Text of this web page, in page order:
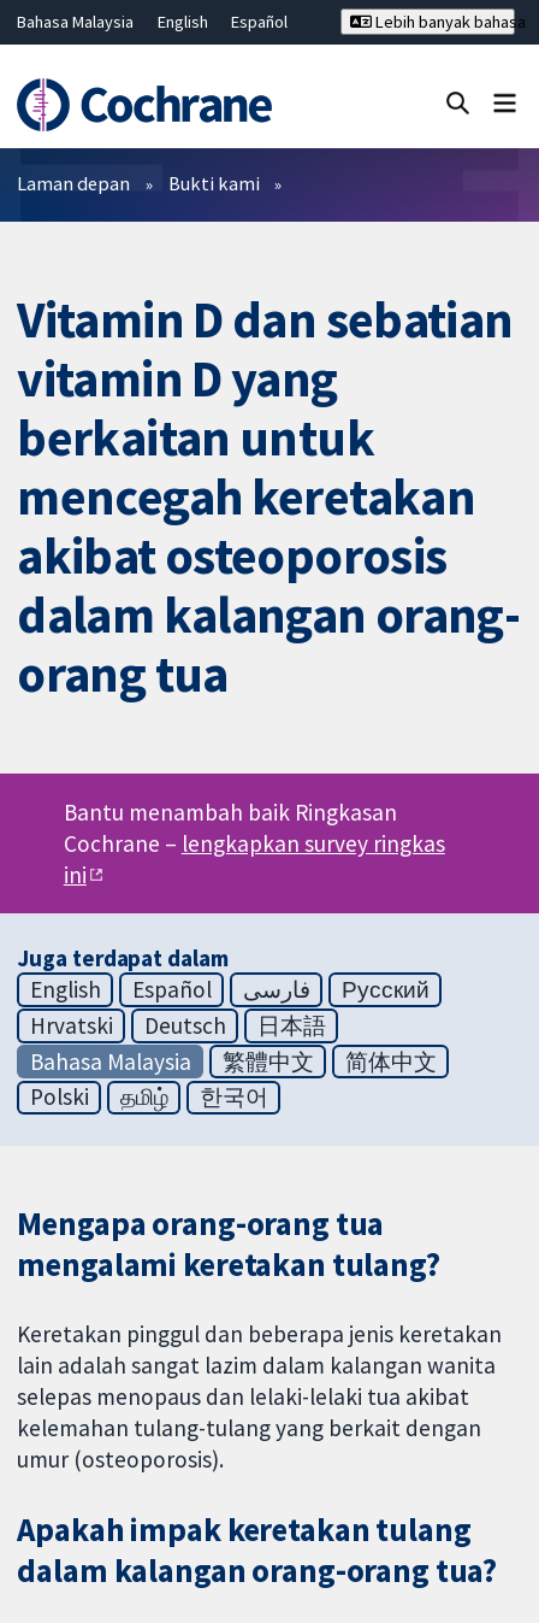
Bahasa Malaysia English
Español
Hrvatski
Deutsch ไทย
繁體中文
简体中文
Lebih banyak bahasa
Penapis
Laman depan Bukti kami
Vitamin D dan sebatian
vitamin D yang
berkaitan untuk
mencegah keretakan
akibat osteoporosis
dalam kalangan orang-
orang tua
Bantu menambah baik Ringkasan
Cochrane – lengkapkan survey ringkas
ini
Juga terdapat dalam
English
Español فارسی
Русский
Hrvatski
Deutsch
日本語
Bahasa Malaysia
繁體中文
简体中文
Polski
தமிழ் 한국어
Mengapa orang-orang tua
mengalami keretakan tulang?
Keretakan pinggul dan beberapa jenis keretakan
lain adalah sangat lazim dalam kalangan wanita
selepas menopaus dan lelaki-lelaki tua akibat
kelemahan tulang-tulang yang berkait dengan
umur (osteoporosis).
Apakah impak keretakan tulang
dalam kalangan orang-orang tua?